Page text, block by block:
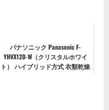
パナソニック Panasonic F-
YHVX120-W（クリスタルホワイ
ト） ハイブリッド方式 衣類乾燥